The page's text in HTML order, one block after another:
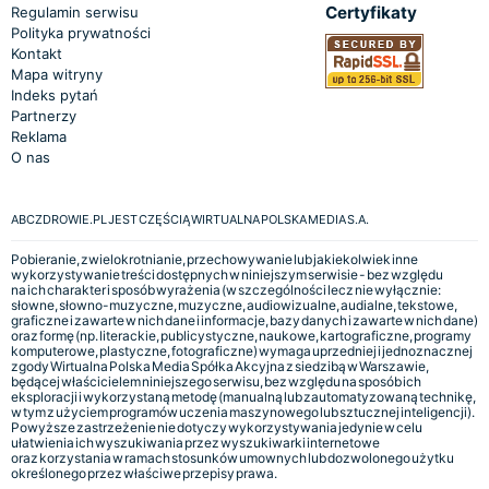
Regulamin serwisu
Polityka prywatności
Kontakt
Mapa witryny
Indeks pytań
Partnerzy
Reklama
O nas
Certyfikaty
ABCZDROWIE.PL JEST CZĘŚCIĄ WIRTUALNA POLSKA MEDIA S.A.
Pobieranie, zwielokrotnianie, przechowywanie lub jakiekolwiek inne
wykorzystywanie treści dostępnych w niniejszym serwisie - bez względu
na ich charakter i sposób wyrażenia (w szczególności lecz nie wyłącznie:
słowne, słowno-muzyczne, muzyczne, audiowizualne, audialne, tekstowe,
graficzne i zawarte w nich dane i informacje, bazy danych i zawarte w nich dane)
oraz formę (np. literackie, publicystyczne, naukowe, kartograficzne, programy
komputerowe, plastyczne, fotograficzne) wymaga uprzedniej i jednoznacznej
zgody Wirtualna Polska Media Spółka Akcyjna z siedzibą w Warszawie,
będącej właścicielem niniejszego serwisu, bez względu na sposób ich
eksploracji i wykorzystaną metodę (manualną lub zautomatyzowaną technikę,
w tym z użyciem programów uczenia maszynowego lub sztucznej inteligencji).
Powyższe zastrzeżenie nie dotyczy wykorzystywania jedynie w celu
ułatwienia ich wyszukiwania przez wyszukiwarki internetowe
oraz korzystania w ramach stosunków umownych lub dozwolonego użytku
określonego przez właściwe przepisy prawa.